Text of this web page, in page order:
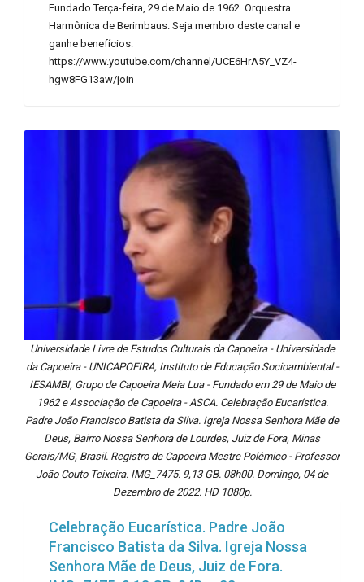
Fundado Terça-feira, 29 de Maio de 1962. Orquestra
Harmônica de Berimbaus. Seja membro deste canal e
ganhe benefícios:
https://www.youtube.com/channel/UCE6HrA5Y_VZ4-
hgw8FG13aw/join
Universidade Livre de Estudos Culturais da Capoeira - Universidade
da Capoeira - UNICAPOEIRA, Instituto de Educação Socioambiental -
IESAMBI, Grupo de Capoeira Meia Lua - Fundado em 29 de Maio de
1962 e Associação de Capoeira - ASCA. Celebração Eucarística.
Padre João Francisco Batista da Silva. Igreja Nossa Senhora Mãe de
Deus, Bairro Nossa Senhora de Lourdes, Juiz de Fora, Minas
Gerais/MG, Brasil. Registro de Capoeira Mestre Polêmico - Professor
João Couto Teixeira. IMG_7475. 9,13 GB. 08h00. Domingo, 04 de
Dezembro de 2022. HD 1080p.
Celebração Eucarística. Padre João
Francisco Batista da Silva. Igreja Nossa
Senhora Mãe de Deus, Juiz de Fora.